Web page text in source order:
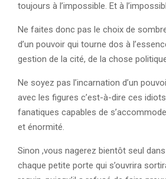
toujours à l’impossible. Et à
Ne faites donc pas le choix de
d’un pouvoir qui tourne dos à
gestion de la cité, de la chose
Ne soyez pas l’incarnation d’un
avec les figures c’est-à-dire ces
fanatiques capables de
et énormité.
Sinon ,vous nagerez bientôt seul
chaque petite porte qui s’ouvrira